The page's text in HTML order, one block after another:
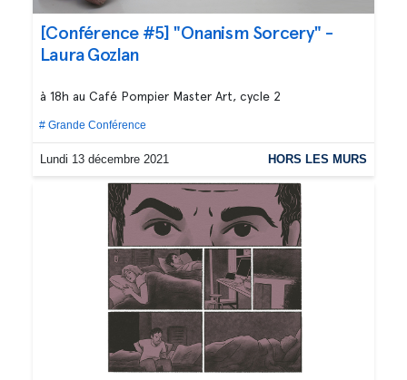
[Conférence #5] "Onanism Sorcery" -
Laura Gozlan
à 18h au Café Pompier Master Art, cycle 2
# Grande Conférence
Lundi 13 décembre 2021 HORS LES MURS